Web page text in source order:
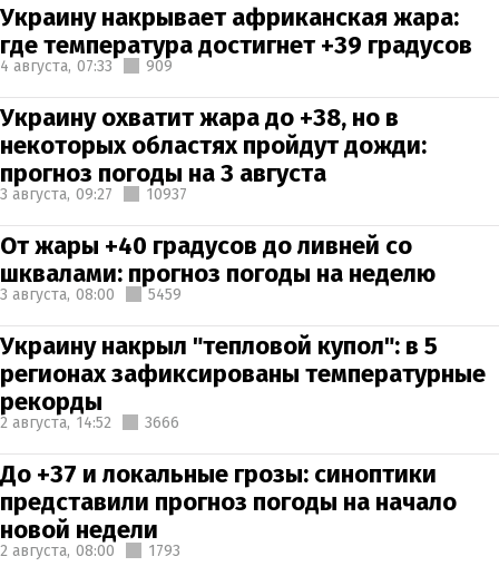
Украину накрывает африканская жара:
где температура достигнет +39 градусов
4 августа, 07:33 909
Украину охватит жара до +38, но в
некоторых областях пройдут дожди:
прогноз погоды на 3 августа
3 августа, 09:27 10937
От жары +40 градусов до ливней со
шквалами: прогноз погоды на неделю
3 августа, 08:00 5459
Украину накрыл "тепловой купол": в 5
регионах зафиксированы температурные
рекорды
2 августа, 14:52 3666
До +37 и локальные грозы: синоптики
представили прогноз погоды на начало
новой недели
2 августа, 08:00 1793